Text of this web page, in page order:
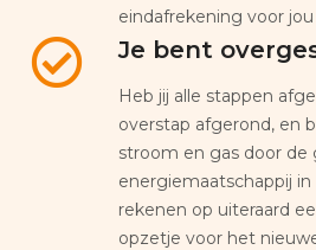
eindafrekening voor
Je bent
Heb jij alle stappen
overstap afgerond, en
stroom en gas door de
energiemaatschappij
rekenen op uiteraard
opzetje voor het